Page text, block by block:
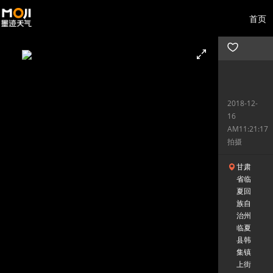
首页
2018-12-
16
AM11:21:17
拍摄
甘肃
省临
夏回
族自
治州
临夏
县韩
集镇
上街